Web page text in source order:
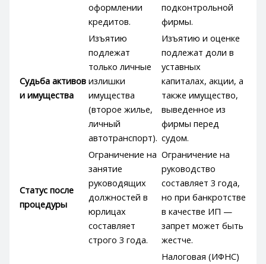
оформлении
кредитов.
подконтрольной
фирмы.
Судьба активов
и имущества
Изъятию
подлежат
только личные
излишки
имущества
(второе жилье,
личный
автотранспорт).
Изъятию и оценке
подлежат доли в
уставных
капиталах, акции, а
также имущество,
выведенное из
фирмы перед
судом.
Статус после
процедуры
Ограничение на
занятие
руководящих
должностей в
юрлицах
составляет
строго 3 года.
Ограничение на
руководство
составляет 3 года,
но при банкротстве
в качестве ИП —
запрет может быть
жестче.
Налоговая (ИФНС)